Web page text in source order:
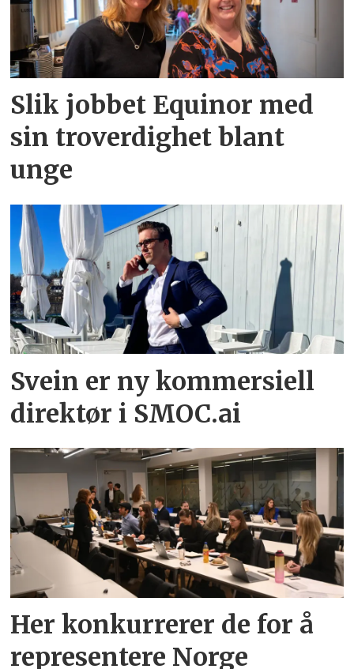
Slik jobbet Equinor med
sin troverdighet blant
unge
Svein er ny kommersiell
direktør i SMOC.ai
Her konkurrerer de for å
representere Norge